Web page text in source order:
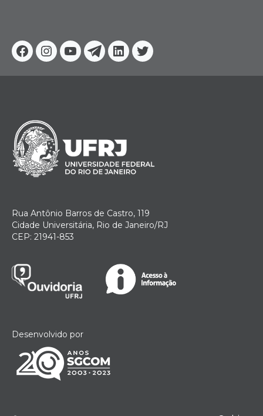
Facebook
Instagram
YoutubeTelegram
Linkedin
Twitter
Rua Antônio Barros de Castro, 119
Cidade Universitária, Rio de Janeiro/RJ
CEP: 21941-853
Desenvolvido por